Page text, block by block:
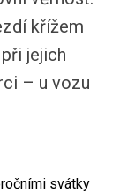
křížem
jejich
– u vozu
svátky